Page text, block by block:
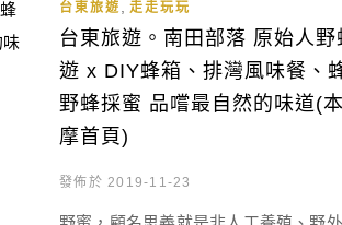
台東旅遊 走走玩玩
台東旅遊。南田部落 原始人野
遊 x DIY蜂箱、排灣風味餐、
野蜂採蜜 品嚐最自然的味道(
摩首頁)
發佈於 2019-11-23